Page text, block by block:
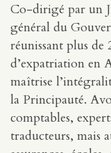
Co-dirigé par un
général du
réunissant plus de
d’expatriation en
maîtrise
la Principauté.
comptables,
traducteurs, mais